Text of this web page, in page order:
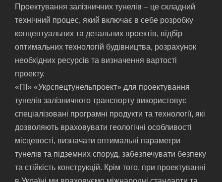
Проектування залізничних тунелів – це складний
технічний процес, який включає в себе розробку
концептуальних та детальних проектів, відбір
оптимальних технологій будівництва, розрахунок
необхідних ресурсів та визначення вартості
проекту.
«ПІ» «Укрспецтунельпроект» для проектування
тунелів залізничного транспорту використовує
спеціалізовані програмні продукти та технології, які
дозволяють враховувати геологічні особливості
місцевості, визначати оптимальні параметри
тунелів та підземних споруд, забезпечувати безпеку
та стійкість конструкцій. Крім того, при проектуванні